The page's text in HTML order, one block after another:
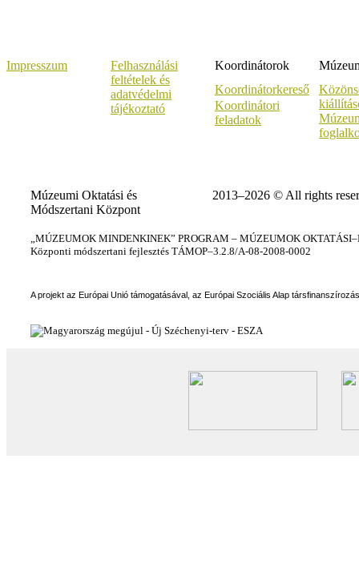
Impresszum
Felhasználási
feltételek és
adatvédelmi
tájékoztató
Koordinátorok
Koordinátorkereső
Koordinátori
feladatok
Múzeumi Oktatási és
Módszertani Központ
2013–2026 © All rights
„MÚZEUMOK MINDENKINEK” PROGRAM – MÚZEUMOK
Központi módszertani fejlesztés TÁMOP–3.2.8/A-08-2008-0002
A projekt az Európai Unió támogatásával, az Európai Szociális Alap